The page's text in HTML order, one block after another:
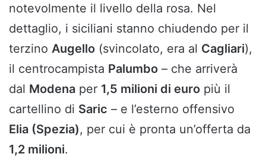
notevolmente il livello della rosa. Nel
dettaglio, i siciliani stanno chiudendo per il
terzino Augello (svincolato, era al Cagliari),
il centrocampista Palumbo – che arriverà
dal Modena per 1,5 milioni di euro più il
cartellino di Saric – e l’esterno offensivo
Elia (Spezia), per cui è pronta un’offerta da
1,2 milioni.